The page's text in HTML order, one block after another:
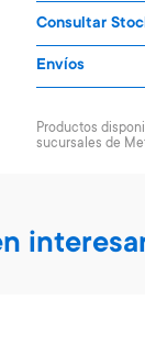
Consultar
Envíos
Productos
sucursales de